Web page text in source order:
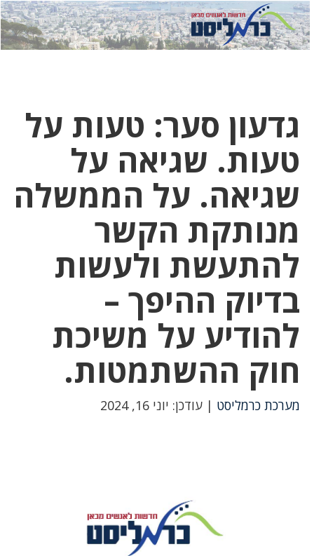
לחץ
כאן
לחץ
כדי
גדעון סער: טעות על
טעות. שגיאה על
שגיאה. על הממשלה
מנותקת הקשר
להתעשת ולעשות
בדיוק ההיפך –
להודיע על משיכת
חוק ההשתמטות.
מערכת כרמליסט | עודכן: יוני 16, 2024